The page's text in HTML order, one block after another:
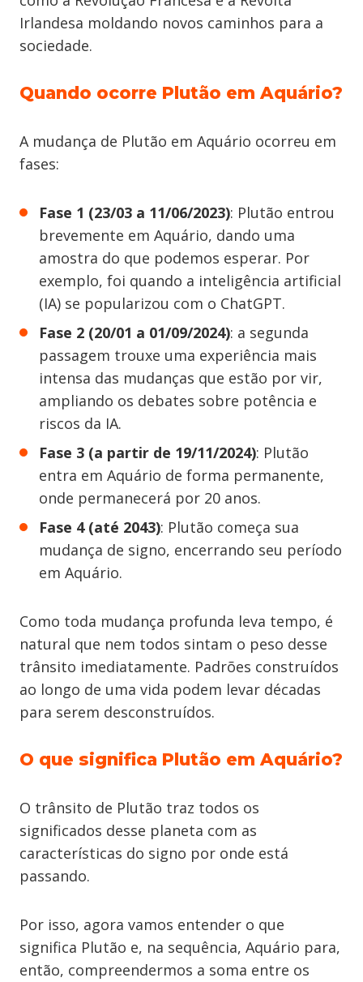
Irlandesa moldando novos caminhos para a
sociedade.
Quando ocorre Plutão em Aquário?
A mudança de Plutão em Aquário ocorreu em
fases:
Fase 1 (23/03 a 11/06/2023): Plutão entrou
brevemente em Aquário, dando uma
amostra do que podemos esperar. Por
exemplo, foi quando a inteligência artificial
(IA) se popularizou com o ChatGPT.
Fase 2 (20/01 a 01/09/2024): a segunda
passagem trouxe uma experiência mais
intensa das mudanças que estão por vir,
ampliando os debates sobre potência e
riscos da IA.
Fase 3 (a partir de 19/11/2024): Plutão
entra em Aquário de forma permanente,
onde permanecerá por 20 anos.
Fase 4 (até 2043): Plutão começa sua
mudança de signo, encerrando seu período
em Aquário.
Como toda mudança profunda leva tempo, é
natural que nem todos sintam o peso desse
trânsito imediatamente. Padrões construídos
ao longo de uma vida podem levar décadas
para serem desconstruídos.
O que significa Plutão em Aquário?
O trânsito de Plutão traz todos os
significados desse planeta com as
características do signo por onde está
passando.
Por isso, agora vamos entender o que
significa Plutão e, na sequência, Aquário para,
então, compreendermos a soma entre os